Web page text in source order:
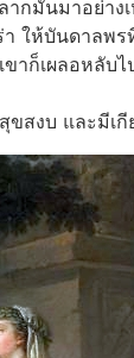
มันมาอย่าง
า ให้บันดาลพ
ก็เผลอหลั
งบ และมีเกี